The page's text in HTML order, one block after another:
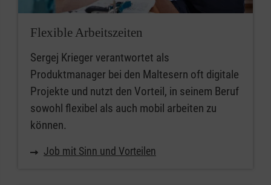
Flexible Arbeitszeiten
Sergej Krieger verantwortet als
Produktmanager bei den Maltesern oft digitale
Projekte und nutzt den Vorteil, in seinem Beruf
sowohl flexibel als auch mobil arbeiten zu
können.
Job mit Sinn und Vorteilen